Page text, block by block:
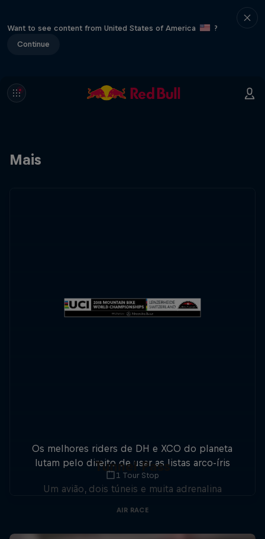
Want to see content from United States of America
?
Continue
Mais
Os melhores riders de DH e XCO do planeta
lutam pelo direito de usar as listas arco-íris
1 Tour Stop
Tunnel Pass
Um avião, dois túneis e muita adrenalina
AIR RACE